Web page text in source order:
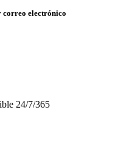
correo electrónico
24/7/365